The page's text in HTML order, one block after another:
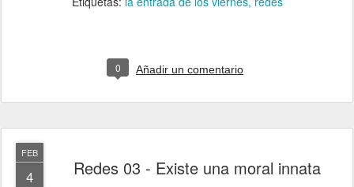
0 Añadir un comentario
FEB
4 Redes 03 - Existe una moral innata